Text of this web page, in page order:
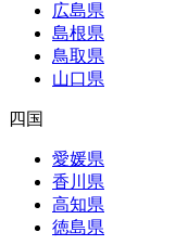
広島県
島根県
鳥取県
山口県
四国
愛媛県
香川県
高知県
徳島県